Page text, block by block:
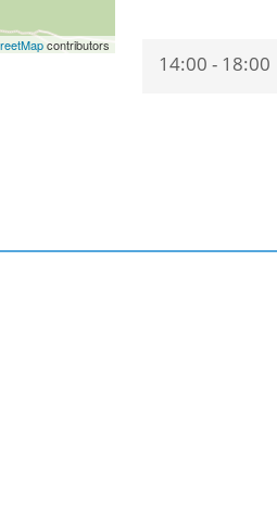
contributors
14:00 - 18:00